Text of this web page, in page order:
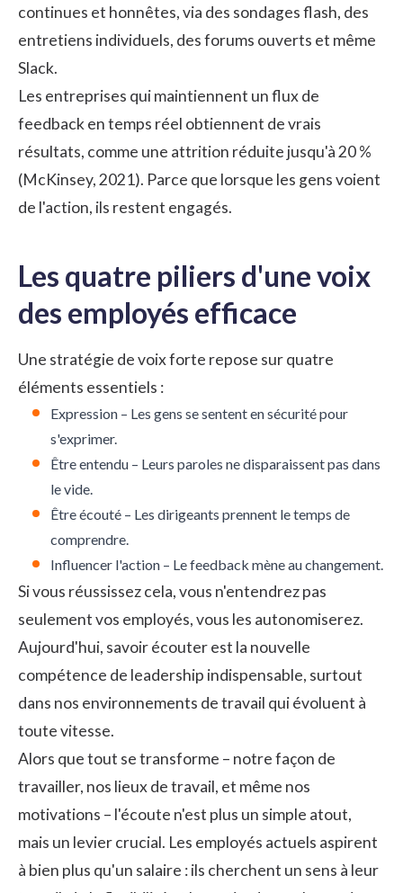
continues et honnêtes, via des sondages flash, des
entretiens individuels, des forums ouverts et même
Slack.
Les entreprises qui maintiennent un flux de
feedback en temps réel obtiennent de vrais
résultats, comme une attrition réduite jusqu'à 20 %
(McKinsey, 2021). Parce que lorsque les gens voient
de l'action, ils restent engagés.
Les quatre piliers d'une voix
des employés efficace
Une stratégie de voix forte repose sur quatre
éléments essentiels :
Expression – Les gens se sentent en sécurité pour
s'exprimer.
Être entendu – Leurs paroles ne disparaissent pas dans
le vide.
Être écouté – Les dirigeants prennent le temps de
comprendre.
Influencer l'action – Le feedback mène au changement.
Si vous réussissez cela, vous n'entendrez pas
seulement vos employés, vous les autonomiserez.
Aujourd'hui, savoir écouter est la nouvelle
compétence de leadership indispensable, surtout
dans nos environnements de travail qui évoluent à
toute vitesse.
Alors que tout se transforme – notre façon de
travailler, nos lieux de travail, et même nos
motivations – l'écoute n'est plus un simple atout,
mais un levier crucial. Les employés actuels aspirent
à bien plus qu'un salaire : ils cherchent un sens à leur